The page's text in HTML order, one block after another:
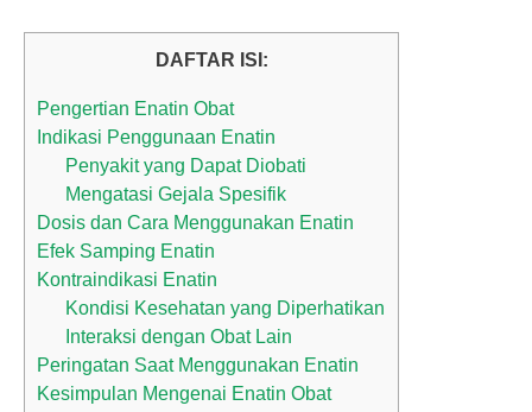
DAFTAR ISI:
Pengertian Enatin Obat
Indikasi Penggunaan Enatin
Penyakit yang Dapat Diobati
Mengatasi Gejala Spesifik
Dosis dan Cara Menggunakan Enatin
Efek Samping Enatin
Kontraindikasi Enatin
Kondisi Kesehatan yang Diperhatikan
Interaksi dengan Obat Lain
Peringatan Saat Menggunakan Enatin
Kesimpulan Mengenai Enatin Obat